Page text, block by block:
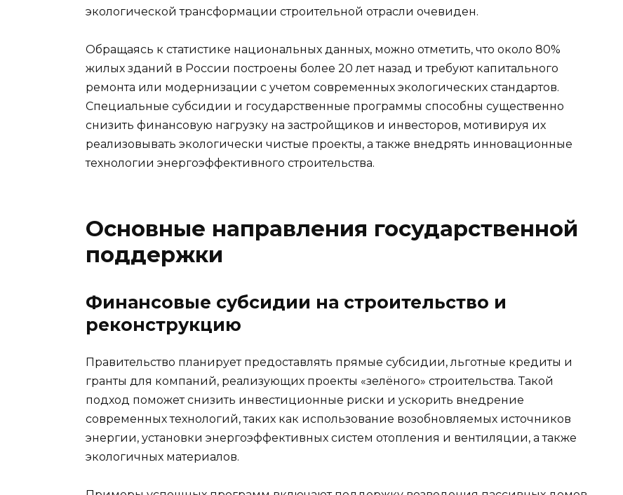
экологической трансформации строительной отрасли очевиден.
Обращаясь к статистике национальных данных, можно отметить, что около 80%
жилых зданий в России построены более 20 лет назад и требуют капитального
ремонта или модернизации с учетом современных экологических стандартов.
Специальные субсидии и государственные программы способны существенно
снизить финансовую нагрузку на застройщиков и инвесторов, мотивируя их
реализовывать экологически чистые проекты, а также внедрять инновационные
технологии энергоэффективного строительства.
Основные направления государственной
поддержки
Финансовые субсидии на строительство и
реконструкцию
Правительство планирует предоставлять прямые субсидии, льготные кредиты и
гранты для компаний, реализующих проекты «зелёного» строительства. Такой
подход поможет снизить инвестиционные риски и ускорить внедрение
современных технологий, таких как использование возобновляемых источников
энергии, установки энергоэффективных систем отопления и вентиляции, а также
экологичных материалов.